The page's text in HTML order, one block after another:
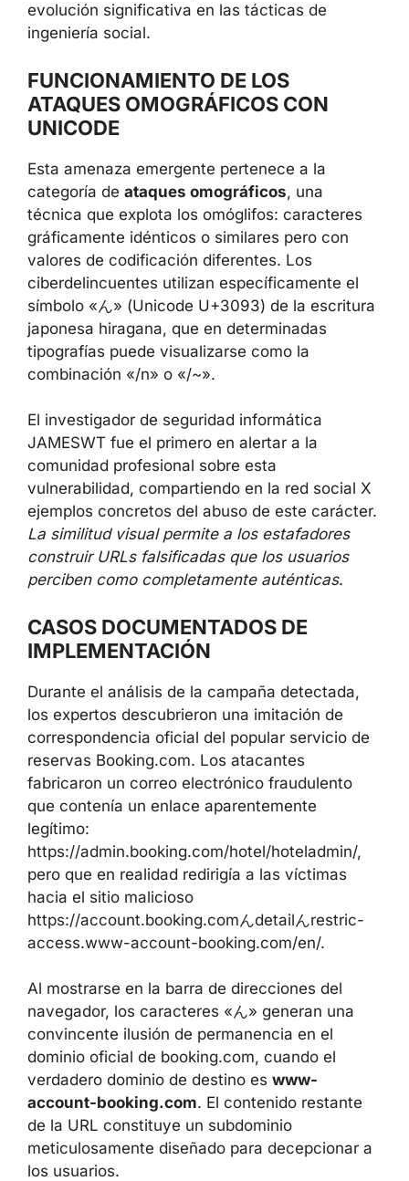
evolución significativa en las tácticas de
ingeniería social.
FUNCIONAMIENTO DE LOS
ATAQUES OMOGRÁFICOS CON
UNICODE
Esta amenaza emergente pertenece a la
categoría de ataques omográficos, una
técnica que explota los omóglifos: caracteres
gráficamente idénticos o similares pero con
valores de codificación diferentes. Los
ciberdelincuentes utilizan específicamente el
símbolo «ん» (Unicode U+3093) de la escritura
japonesa hiragana, que en determinadas
tipografías puede visualizarse como la
combinación «/n» o «/~».
El investigador de seguridad informática
JAMESWT fue el primero en alertar a la
comunidad profesional sobre esta
vulnerabilidad, compartiendo en la red social X
ejemplos concretos del abuso de este carácter.
La similitud visual permite a los estafadores
construir URLs falsificadas que los usuarios
perciben como completamente auténticas.
CASOS DOCUMENTADOS DE
IMPLEMENTACIÓN
Durante el análisis de la campaña detectada,
los expertos descubrieron una imitación de
correspondencia oficial del popular servicio de
reservas Booking.com. Los atacantes
fabricaron un correo electrónico fraudulento
que contenía un enlace aparentemente
legítimo:
https://admin.booking.com/hotel/hoteladmin/,
pero que en realidad redirigía a las víctimas
hacia el sitio malicioso
https://account.booking.comんdetailんrestric-
access.www-account-booking.com/en/.
Al mostrarse en la barra de direcciones del
navegador, los caracteres «ん» generan una
convincente ilusión de permanencia en el
dominio oficial de booking.com, cuando el
verdadero dominio de destino es www-
account-booking.com. El contenido restante
de la URL constituye un subdominio
meticulosamente diseñado para decepcionar a
los usuarios.